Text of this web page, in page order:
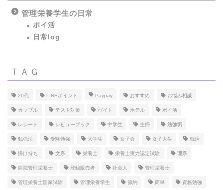
管理栄養学生の日常
ポイ活
日常log
ＴＡＧ
20代 LINEポイント Paypay おすすめ お悩み相談
カップル テスト対策 バイト ホテル ポイ活
レシート レビューブック 中学生 主婦 勉強垢
勉強法 受験勉強 大学生 女子会 女子大生 就活
掛け持ち 文系 栄養士 栄養士実力認定試験 理系
病院管理栄養士 登録販売者 社会人 管理栄養士
管理栄養士国家試験 管理栄養学生 節約 簡単 資格勉強